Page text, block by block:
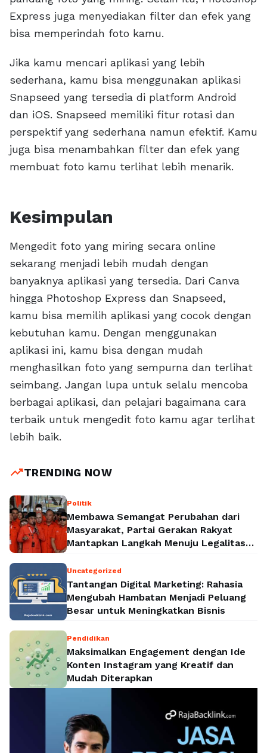
Express juga menyediakan filter dan efek yang
bisa memperindah foto kamu.
Jika kamu mencari aplikasi yang lebih
sederhana, kamu bisa menggunakan aplikasi
Snapseed yang tersedia di platform Android
dan iOS. Snapseed memiliki fitur rotasi dan
perspektif yang sederhana namun efektif. Kamu
juga bisa menambahkan filter dan efek yang
membuat foto kamu terlihat lebih menarik.
Kesimpulan
Mengedit foto yang miring secara online
sekarang menjadi lebih mudah dengan
banyaknya aplikasi yang tersedia. Dari Canva
hingga Photoshop Express dan Snapseed,
kamu bisa memilih aplikasi yang cocok dengan
kebutuhan kamu. Dengan menggunakan
aplikasi ini, kamu bisa dengan mudah
menghasilkan foto yang sempurna dan terlihat
seimbang. Jangan lupa untuk selalu mencoba
berbagai aplikasi, dan pelajari bagaimana cara
terbaik untuk mengedit foto kamu agar terlihat
lebih baik.
trending_upTRENDING NOW
Politik
Membawa Semangat Perubahan dari
Masyarakat, Partai Gerakan Rakyat
Mantapkan Langkah Menuju Legalitas
Uncategorized
Tantangan Digital Marketing: Rahasia
Mengubah Hambatan Menjadi Peluang
Besar untuk Meningkatkan Bisnis
Pendidikan
Maksimalkan Engagement dengan Ide
Konten Instagram yang Kreatif dan
Mudah Diterapkan